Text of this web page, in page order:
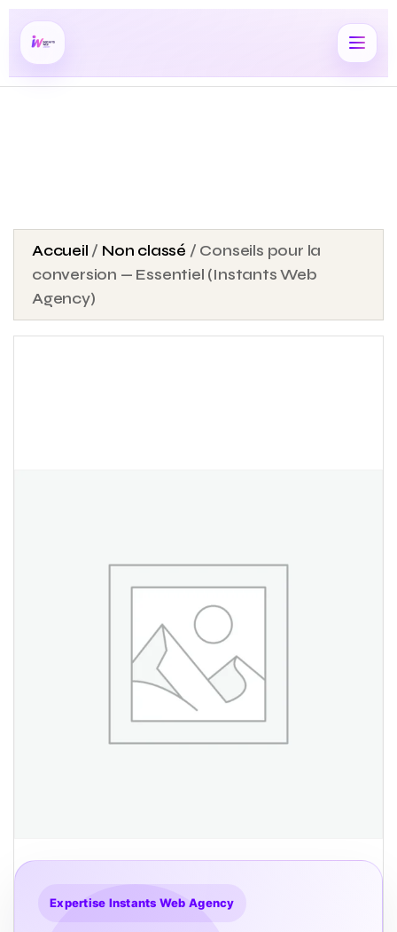
Accueil / Non classé / Conseils pour la
conversion — Essentiel (Instants Web
Agency)
Expertise Instants Web Agency